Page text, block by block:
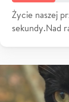
Życie naszej
sekundy.Nad